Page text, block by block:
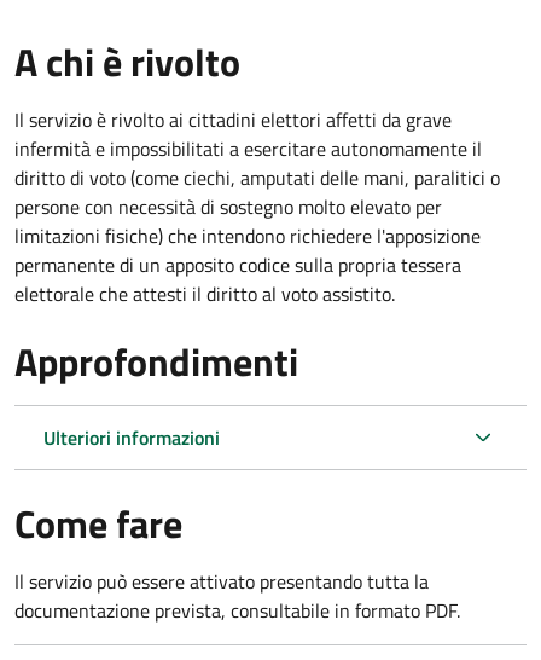
A chi è rivolto
Il servizio è rivolto ai cittadini elettori affetti da grave
infermità e impossibilitati a esercitare autonomamente il
diritto di voto (come ciechi, amputati delle mani, paralitici o
persone con necessità di sostegno molto elevato per
limitazioni fisiche) che intendono richiedere l'apposizione
permanente di un apposito codice sulla propria tessera
elettorale che attesti il diritto al voto assistito.
Approfondimenti
Ulteriori informazioni
Come fare
Il servizio può essere attivato presentando tutta la
documentazione prevista, consultabile in formato PDF.